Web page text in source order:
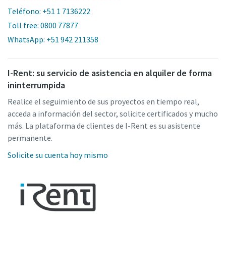
Teléfono: +51 1 7136222
Toll free: 0800 77877
WhatsApp: +51 942 211358
I-Rent: su servicio de asistencia en alquiler de forma
ininterrumpida
Realice el seguimiento de sus proyectos en tiempo real,
acceda a información del sector, solicite certificados y mucho
más. La plataforma de clientes de I-Rent es su asistente
permanente.
Solicite su cuenta hoy mismo